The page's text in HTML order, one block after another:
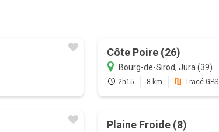
Côte Poire (26)
Bourg-de-Sirod, Jura (39)
2h15 8 km Tracé GPS
Plaine Froide (8)